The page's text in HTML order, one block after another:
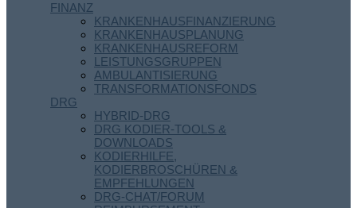
FINANZ
KRANKENHAUSFINANZIERUNG
KRANKENHAUSPLANUNG
KRANKENHAUSREFORM
LEISTUNGSGRUPPEN
AMBULANTISIERUNG
TRANSFORMATIONSFONDS
DRG
HYBRID-DRG
DRG KODIER-TOOLS &
DOWNLOADS
KODIERHILFE,
KODIERBROSCHÜREN &
EMPFEHLUNGEN
DRG-CHAT/FORUM